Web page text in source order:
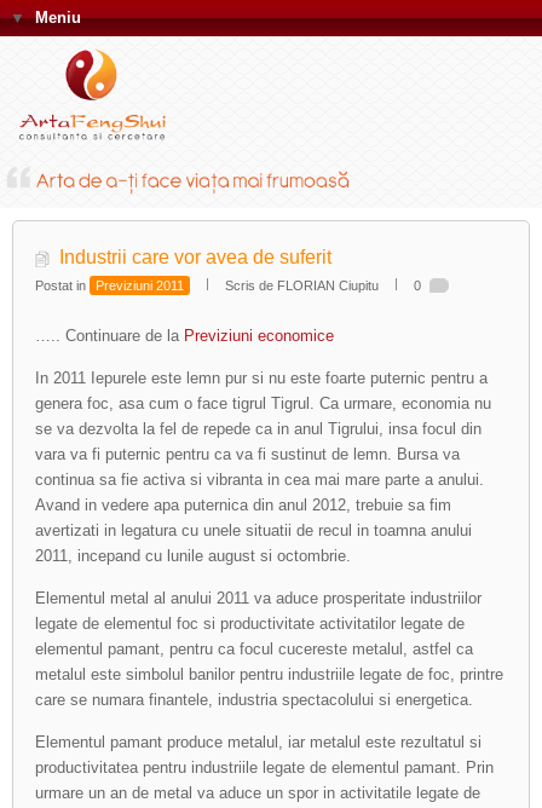
▼Meniu
Industrii care vor avea de suferit
Postat in Previziuni 2011 Scris de FLORIAN Ciupitu 0
….. Continuare de la Previziuni economice
In 2011 Iepurele este lemn pur si nu este foarte puternic pentru a
genera foc, asa cum o face tigrul Tigrul. Ca urmare, economia nu
se va dezvolta la fel de repede ca in anul Tigrului, insa focul din
vara va fi puternic pentru ca va fi sustinut de lemn. Bursa va
continua sa fie activa si vibranta in cea mai mare parte a anului.
Avand in vedere apa puternica din anul 2012, trebuie sa fim
avertizati in legatura cu unele situatii de recul in toamna anului
2011, incepand cu lunile august si octombrie.
Elementul metal al anului 2011 va aduce prosperitate industriilor
legate de elementul foc si productivitate activitatilor legate de
elementul pamant, pentru ca focul cucereste metalul, astfel ca
metalul este simbolul banilor pentru industriile legate de foc, printre
care se numara finantele, industria spectacolului si energetica.
Elementul pamant produce metalul, iar metalul este rezultatul si
productivitatea pentru industriile legate de elementul pamant. Prin
urmare un an de metal va aduce un spor in activitatile legate de